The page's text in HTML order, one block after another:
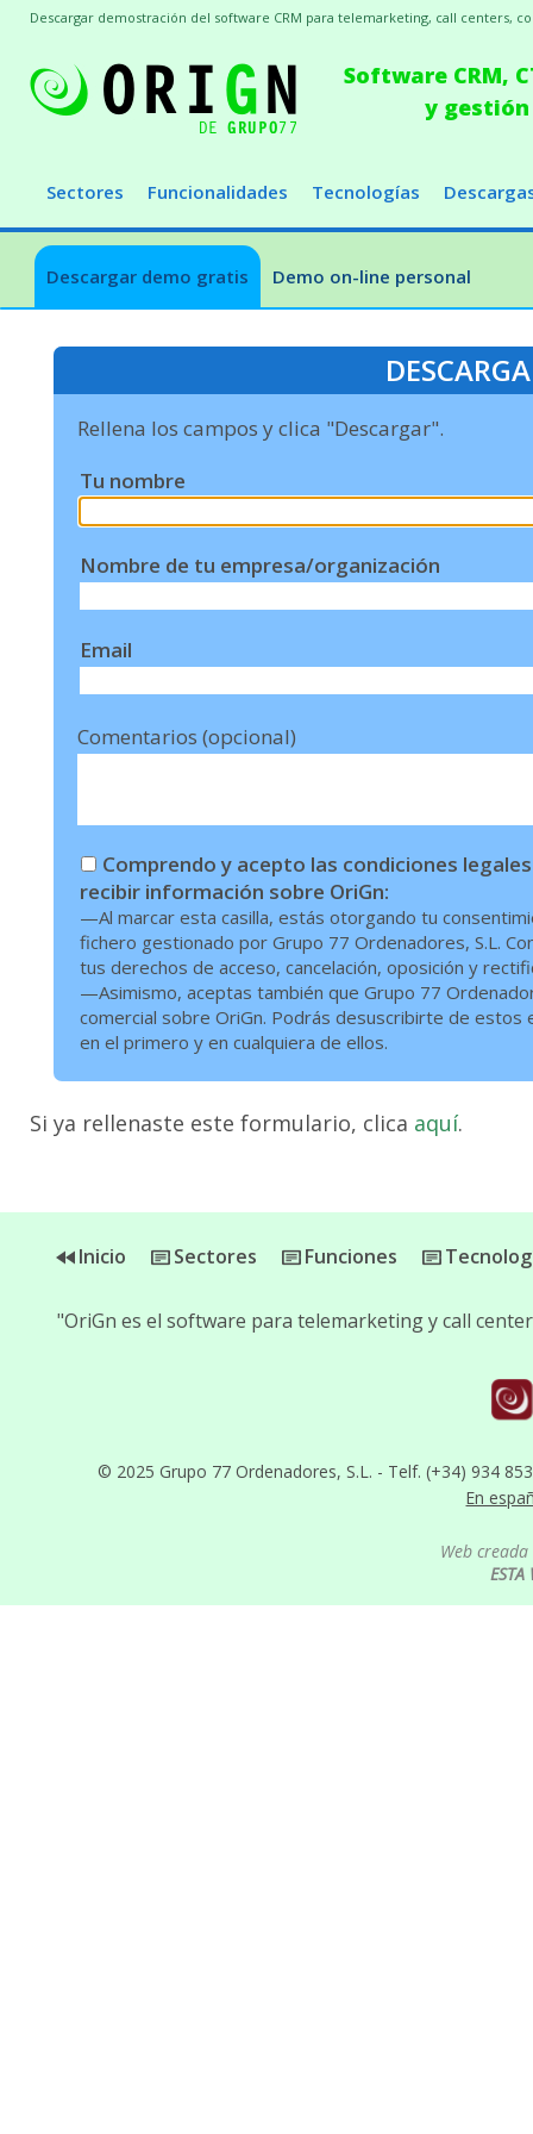
Software CRM,
y
Sectores Funcionalidades Tecnologías
Descargar demo gratis Demo on-line personal
Descargar demostración del software CRM para telemarketing, call centers,
Rellena los campos y clica "Descargar".
Tu nombre
Nombre de tu empresa/organización
Email
Comentarios (opcional)
Comprendo y acepto las condiciones
recibir información sobre OriGn:
—Al marcar esta casilla, estás otorgando tu
fichero gestionado por Grupo 77 Ordenadores, S.L.
tus derechos de acceso, cancelación, oposición y
—Asimismo, aceptas también que Grupo 77
comercial sobre OriGn. Podrás desuscribirte de estos
en el primero y en cualquiera de ellos.
Si ya rellenaste este formulario, clica aquí.
Inicio Sectores Funciones
© 2025 Grupo 77 Ordenadores, S.L. - Telf. (+34) 934
En
"OriGn es el software para telemarketing y call
Web
ESTA